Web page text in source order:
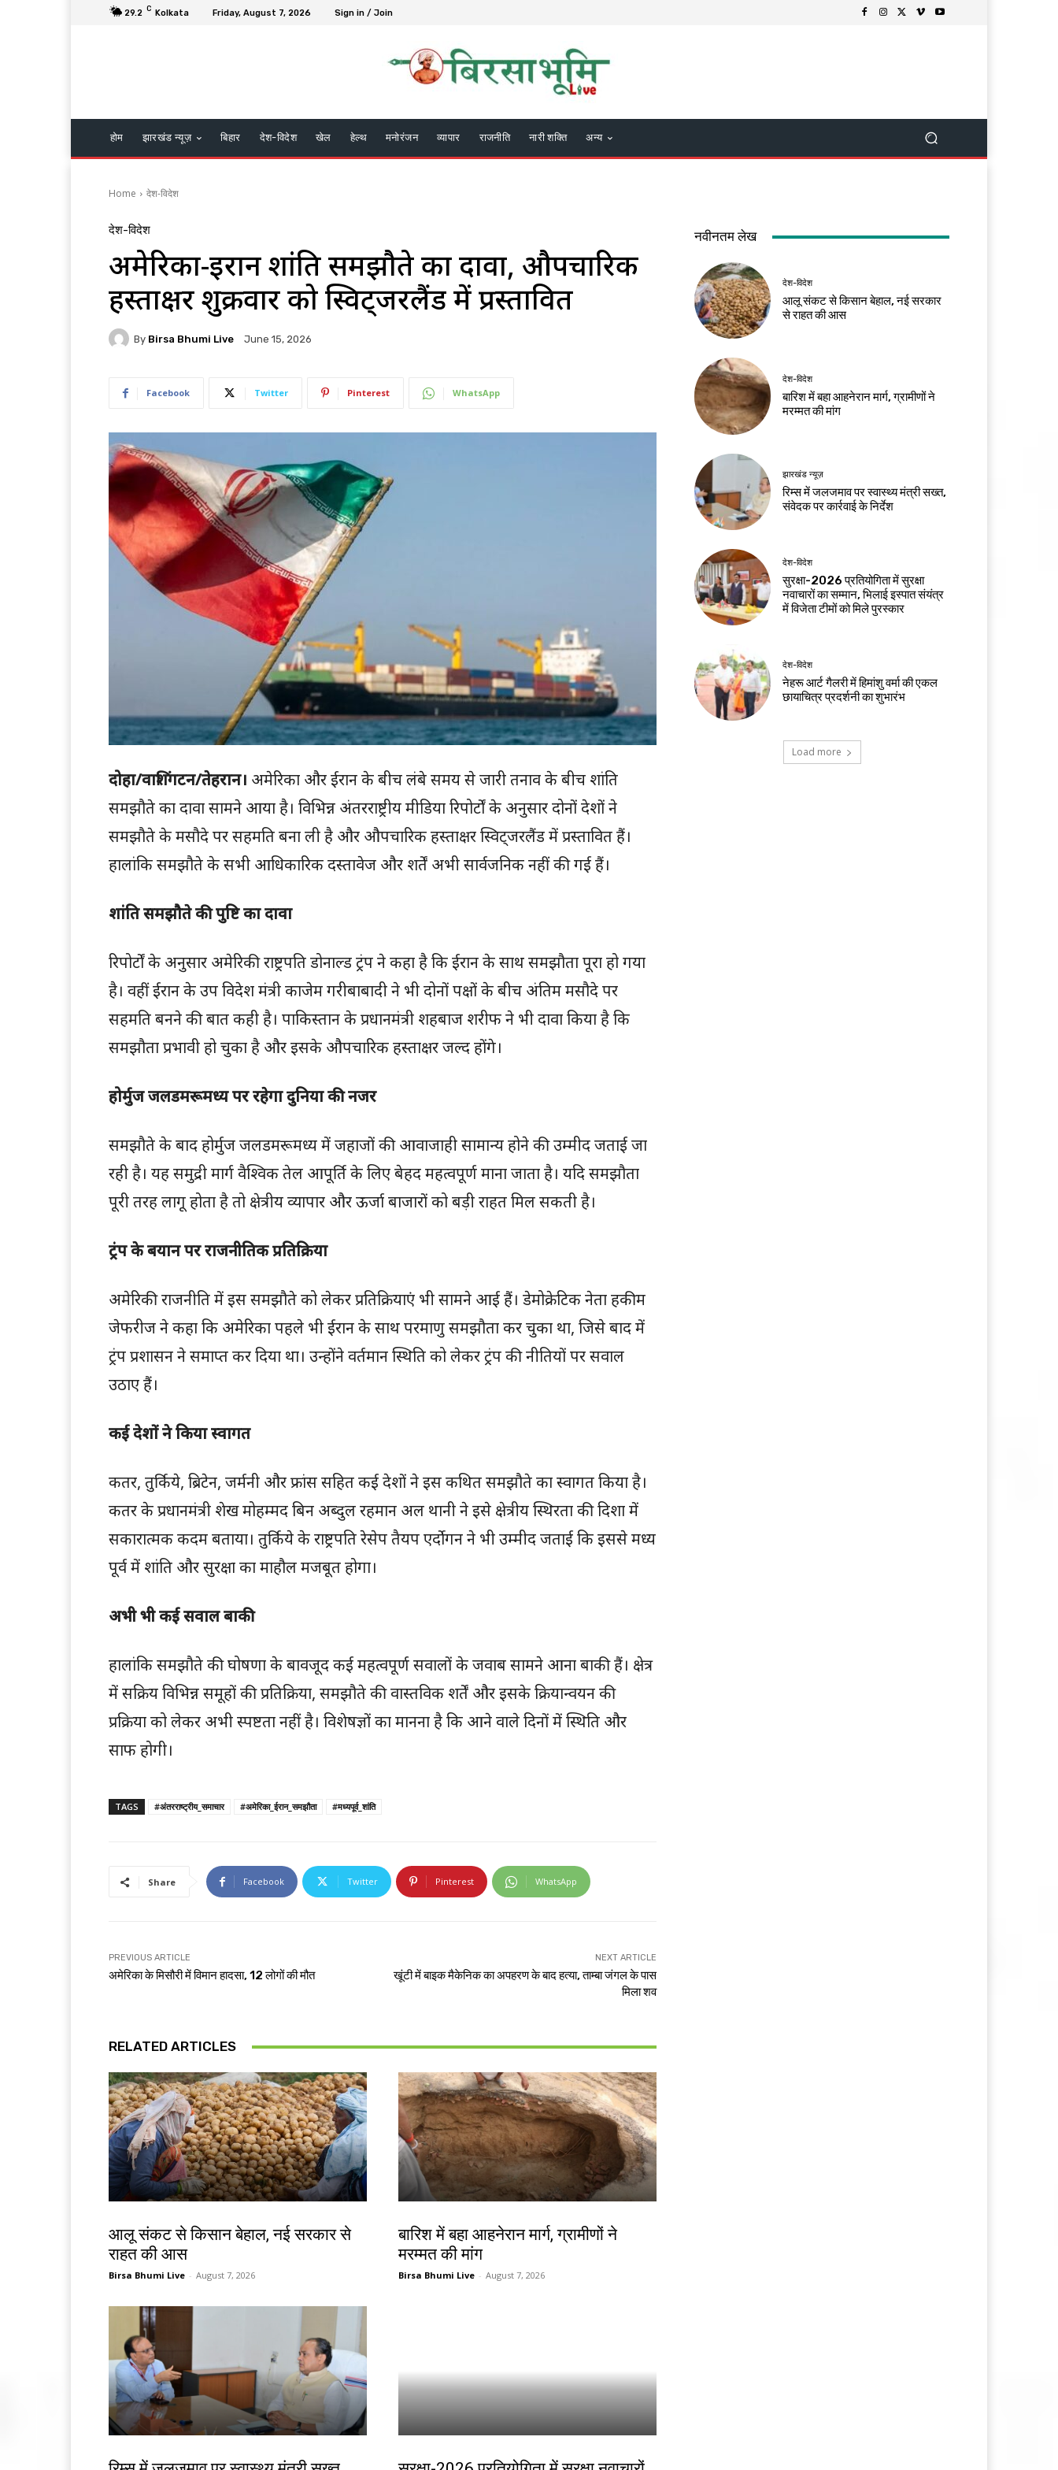
29.2 C Kolkata Friday, August 7, 2026 Sign in / Join
होम झारखंड न्यूज़ बिहार देश-विदेश खेल हेल्थ मनोरंजन व्यापार राजनीति नारी शक्ति अन्य
Home देश-विदेश
देश-विदेश
अमेरिका-ईरान शांति समझौते का दावा, औपचारिक
हस्ताक्षर शुक्रवार को स्विट्जरलैंड में प्रस्तावित
By Birsa Bhumi Live June 15, 2026
Facebook Twitter Pinterest WhatsApp
दोहा/वाशिंगटन/तेहरान। अमेरिका और ईरान के बीच लंबे समय से जारी तनाव के बीच शांति
समझौते का दावा सामने आया है। विभिन्न अंतरराष्ट्रीय मीडिया रिपोर्टों के अनुसार दोनों देशों ने
समझौते के मसौदे पर सहमति बना ली है और औपचारिक हस्ताक्षर स्विट्जरलैंड में प्रस्तावित हैं।
हालांकि समझौते के सभी आधिकारिक दस्तावेज और शर्तें अभी सार्वजनिक नहीं की गई हैं।
शांति समझौते की पुष्टि का दावा
रिपोर्टों के अनुसार अमेरिकी राष्ट्रपति डोनाल्ड ट्रंप ने कहा है कि ईरान के साथ समझौता पूरा हो गया
है। वहीं ईरान के उप विदेश मंत्री काजेम गरीबाबादी ने भी दोनों पक्षों के बीच अंतिम मसौदे पर
सहमति बनने की बात कही है। पाकिस्तान के प्रधानमंत्री शहबाज शरीफ ने भी दावा किया है कि
समझौता प्रभावी हो चुका है और इसके औपचारिक हस्ताक्षर जल्द होंगे।
होर्मुज जलडमरूमध्य पर रहेगा दुनिया की नजर
समझौते के बाद होर्मुज जलडमरूमध्य में जहाजों की आवाजाही सामान्य होने की उम्मीद जताई जा
रही है। यह समुद्री मार्ग वैश्विक तेल आपूर्ति के लिए बेहद महत्वपूर्ण माना जाता है। यदि समझौता
पूरी तरह लागू होता है तो क्षेत्रीय व्यापार और ऊर्जा बाजारों को बड़ी राहत मिल सकती है।
ट्रंप के बयान पर राजनीतिक प्रतिक्रिया
अमेरिकी राजनीति में इस समझौते को लेकर प्रतिक्रियाएं भी सामने आई हैं। डेमोक्रेटिक नेता हकीम
जेफरीज ने कहा कि अमेरिका पहले भी ईरान के साथ परमाणु समझौता कर चुका था, जिसे बाद में
ट्रंप प्रशासन ने समाप्त कर दिया था। उन्होंने वर्तमान स्थिति को लेकर ट्रंप की नीतियों पर सवाल
उठाए हैं।
कई देशों ने किया स्वागत
कतर, तुर्किये, ब्रिटेन, जर्मनी और फ्रांस सहित कई देशों ने इस कथित समझौते का स्वागत किया है।
कतर के प्रधानमंत्री शेख मोहम्मद बिन अब्दुल रहमान अल थानी ने इसे क्षेत्रीय स्थिरता की दिशा में
सकारात्मक कदम बताया। तुर्किये के राष्ट्रपति रेसेप तैयप एर्दोगन ने भी उम्मीद जताई कि इससे मध्य
पूर्व में शांति और सुरक्षा का माहौल मजबूत होगा।
अभी भी कई सवाल बाकी
हालांकि समझौते की घोषणा के बावजूद कई महत्वपूर्ण सवालों के जवाब सामने आना बाकी हैं। क्षेत्र
में सक्रिय विभिन्न समूहों की प्रतिक्रिया, समझौते की वास्तविक शर्तें और इसके क्रियान्वयन की
प्रक्रिया को लेकर अभी स्पष्टता नहीं है। विशेषज्ञों का मानना है कि आने वाले दिनों में स्थिति और
साफ होगी।
TAGS #अंतरराष्ट्रीय_समाचार #अमेरिका_ईरान_समझौता #मध्यपूर्व_शांति
Share Facebook Twitter Pinterest WhatsApp
PREVIOUS ARTICLE
अमेरिका के मिसौरी में विमान हादसा, 12 लोगों की मौत
NEXT ARTICLE
खूंटी में बाइक मैकेनिक का अपहरण के बाद हत्या, ताम्बा जंगल के पास
मिला शव
RELATED ARTICLES
आलू संकट से किसान बेहाल, नई सरकार से
राहत की आस
Birsa Bhumi Live - August 7, 2026
बारिश में बहा आहनेरान मार्ग, ग्रामीणों ने
मरम्मत की मांग
Birsa Bhumi Live - August 7, 2026
नवीनतम लेख
देश-विदेश
आलू संकट से किसान बेहाल, नई सरकार
से राहत की आस
देश-विदेश
बारिश में बहा आहनेरान मार्ग, ग्रामीणों ने
मरम्मत की मांग
झारखंड न्यूज़
रिम्स में जलजमाव पर स्वास्थ्य मंत्री सख्त,
संवेदक पर कार्रवाई के निर्देश
देश-विदेश
सुरक्षा-2026 प्रतियोगिता में सुरक्षा
नवाचारों का सम्मान, भिलाई इस्पात संयंत्र
में विजेता टीमों को मिले पुरस्कार
देश-विदेश
नेहरू आर्ट गैलरी में हिमांशु वर्मा की एकल
छायाचित्र प्रदर्शनी का शुभारंभ
Load more